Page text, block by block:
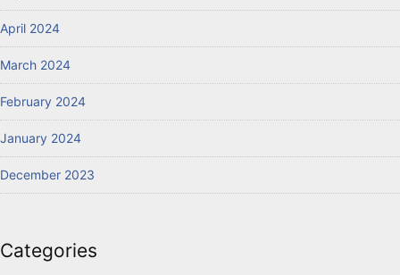
April 2024
March 2024
February 2024
January 2024
December 2023
Categories